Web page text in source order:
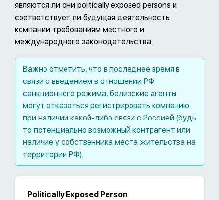
являются ли они politically exposed persons и
соответствует ли будущая деятельность
компании требованиям местного и
международного законодательства.
Важно отметить, что в последнее время в
связи с введением в отношении РФ
санкционного режима, белизские агенты
могут отказаться регистрировать компанию
при наличии какой-либо связи с Россией (будь
то потенциально возможный контрагент или
наличие у собственника места жительства на
территории РФ).
Politically Exposed Person